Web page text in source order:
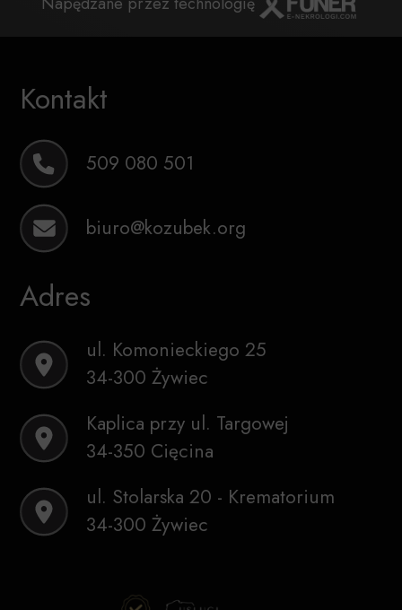
Kontakt
509 080 501
biuro@kozubek.org
Adres
ul. Komonieckiego 25
34-300 Żywiec
Kaplica przy ul. Targowej
34-350 Cięcina
ul. Stolarska 20 - Krematorium
34-300 Żywiec